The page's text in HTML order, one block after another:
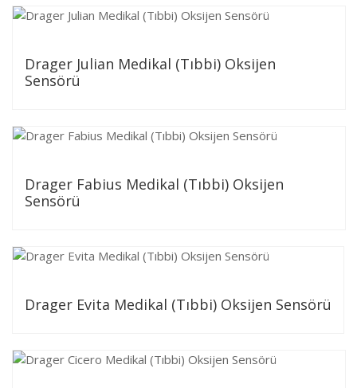
Drager Julian Medikal (Tıbbi) Oksijen
Sensörü
Drager Fabius Medikal (Tıbbi) Oksijen
Sensörü
Drager Evita Medikal (Tıbbi) Oksijen Sensörü